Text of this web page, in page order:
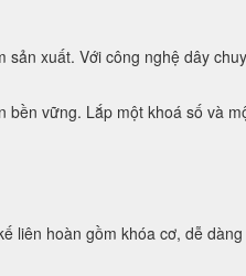
xuất. Với công nghệ dây
vững. Lắp một khoá số và
liên hoàn gồm khóa cơ, dễ